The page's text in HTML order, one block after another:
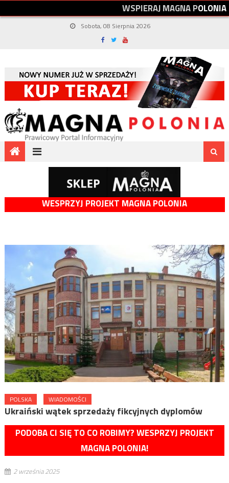
WSPIERAJMAGNAPOLONIA
Sobota, 08 Sierpnia 2026
WESPRZYJ PROJEKT MAGNA POLONIA
POLSKA WIADOMOŚCI
Ukraiński wątek sprzedaży fikcyjnych dyplomów
PODOBA CI SIĘ TO CO ROBIMY? WESPRZYJ PROJEKT
MAGNA POLONIA!
2 września 2025